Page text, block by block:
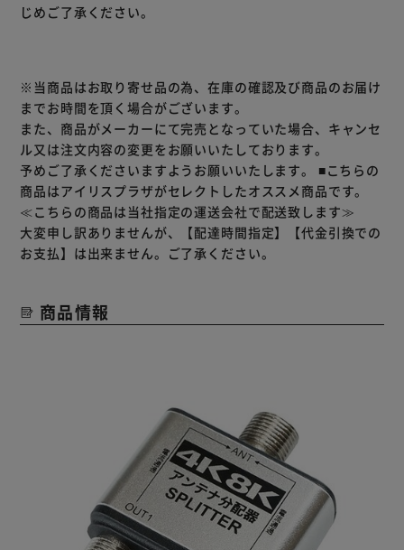
◆実用新案登録済の二重構造
す。
◆全端子BSアンテナ電源供給可能
＊本製品は分配器単体となります。ご使用の際は、市販のア
ンテナケーブルを別途ご用意していただく必要がございま
す。
じめご了承ください。
※当商品はお取り寄せ品の為、在庫の確認及び商品のお届け
までお時間を頂く場合がございます。
また、商品がメーカーにて完売となっていた場合、キャンセ
ル又は注文内容の変更をお願いいたしております。
予めご了承くださいますようお願いいたします。 ■こちらの
商品はアイリスプラザがセレクトしたオススメ商品です。
≪こちらの商品は当社指定の運送会社で配送致します≫
大変申し訳ありませんが、【配達時間指定】【代金引換での
お支払】は出来ません。ご了承ください。
商品情報